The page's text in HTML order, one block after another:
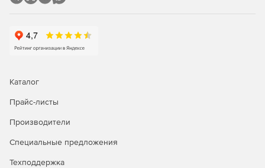
Каталог
Прайс-листы
Производители
Специальные предложения
Техподдержка